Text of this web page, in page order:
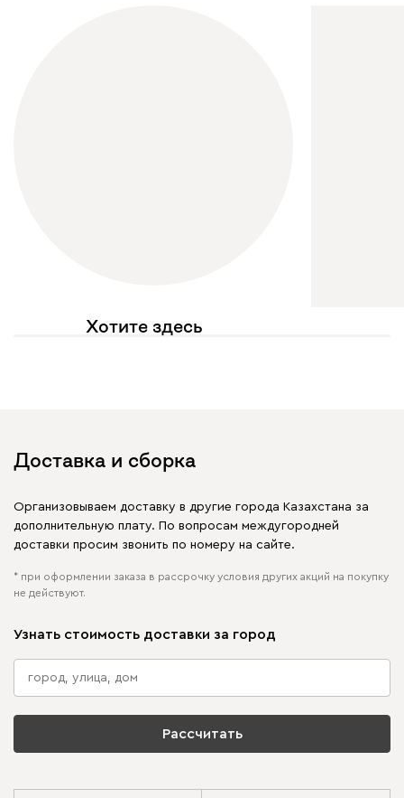
Хотите здесь
Доставка и сборка
Организовываем доставку в другие города Казахстана за
дополнительную плату. По вопросам междугородней
доставки просим звонить по номеру на сайте.
* при оформлении заказа в рассрочку условия других акций на покупку
не действуют.
Узнать стоимость доставки за город
Рассчитать